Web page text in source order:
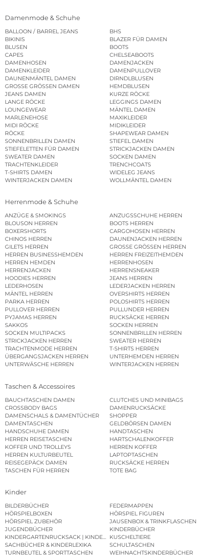
Damenmode & Schuhe
BALLOON / BARREL JEANS
BHS
BIKINIS
BLAZER FÜR DAMEN
BLUSEN
BOOTS
CAPES
CHELSEABOOTS
DAMENHOSEN
DAMENJACKEN
DAMENKLEIDER
DAMENPULLOVER
DAUNENMÄNTEL DAMEN
DIRNDLBLUSEN
GROSSE GRÖSSEN DAMEN
HEMDBLUSEN
JEANS DAMEN
KURZE RÖCKE
LANGE RÖCKE
LEGGINGS DAMEN
LOUNGEWEAR
MÄNTEL DAMEN
MARLENEHOSE
MAXIKLEIDER
MIDI RÖCKE
MIDIKLEIDER
RÖCKE
SHAPEWEAR DAMEN
SONNENBRILLEN DAMEN
STIEFEL DAMEN
STIEFELETTEN FÜR DAMEN
STRICKJACKEN DAMEN
SWEATER DAMEN
SOCKEN DAMEN
TRACHTENKLEIDER
TRENCHCOATS
T-SHIRTS DAMEN
WIDELEG JEANS
WINTERJACKEN DAMEN
WOLLMÄNTEL DAMEN
Herrenmode & Schuhe
ANZÜGE & SMOKINGS
ANZUGSSCHUHE HERREN
BLOUSON HERREN
BOOTS HERREN
BOXERSHORTS
CARGOHOSEN HERREN
CHINOS HERREN
DAUNENJACKEN HERREN
GILETS HERREN
GROSSE GRÖSSEN HERREN
HERREN BUSINESSHEMDEN
HERREN FREIZEITHEMDEN
HERREN HEMDEN
HERRENHOSEN
HERRENJACKEN
HERRENSNEAKER
HOODIES HERREN
JEANS HERREN
LEDERHOSEN
LEDERJACKEN HERREN
MÄNTEL HERREN
OVERSHIRTS HERREN
PARKA HERREN
POLOSHIRTS HERREN
PULLOVER HERREN
PULLUNDER HERREN
PYJAMAS HERREN
RUCKSÄCKE HERREN
SAKKOS
SOCKEN HERREN
SOCKEN MULTIPACKS
SONNENBRILLEN HERREN
STRICKJACKEN HERREN
SWEATER HERREN
TRACHTENMODE HERREN
T-SHIRTS HERREN
ÜBERGANGSJACKEN HERREN
UNTERHEMDEN HERREN
UNTERWÄSCHE HERREN
WINTERJACKEN HERREN
Taschen & Accessoires
BAUCHTASCHEN DAMEN
CLUTCHES UND MINIBAGS
CROSSBODY BAGS
DAMENRUCKSÄCKE
DAMENSCHALS & DAMENTÜCHER
SHOPPER
DAMENTASCHEN
GELDBÖRSEN DAMEN
HANDSCHUHE DAMEN
HANDTASCHEN
HERREN REISETASCHEN
HARTSCHALENKOFFER
KOFFER UND TROLLEYS
HERREN KOFFER
HERREN KULTURBEUTEL
LAPTOPTASCHEN
REISEGEPÄCK DAMEN
RUCKSÄCKE HERREN
TASCHEN FÜR HERREN
TOTE BAG
Kinder
BILDERBÜCHER
FEDERMAPPEN
HÖRSPIELBOXEN
HÖRSPIEL FIGUREN
HÖRSPIEL ZUBEHÖR
JAUSENBOX & TRINKFLASCHEN
JUGENDBÜCHER
KINDERBÜCHER
KINDERGARTENRUCKSACK | KINDERGARTENBEUTEL
KUSCHELTIERE
SACHBÜCHER & KINDERLEXIKA
SCHULTASCHEN
TURNBEUTEL & SPORTTASCHEN
WEIHNACHTSKINDERBÜCHER